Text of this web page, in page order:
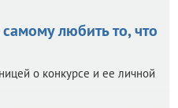
любить то, что
о конкурсе и ее личной